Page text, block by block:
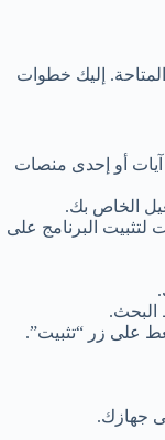
إليك خطوات
آيات أو إحدى منصات
الخاص بك.
لتثبيت البرنامج على
البحث.
على زر “تثبيت”.
جهازك.